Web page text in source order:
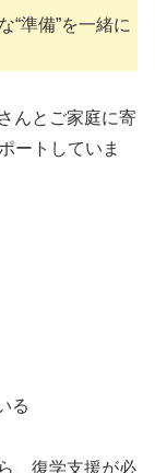
“準備”を一緒に
んとご家庭に寄
ートしていま
る
、復学支援が必